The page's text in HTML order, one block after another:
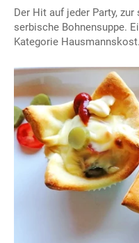
Der Hit auf jeder Party,
serbische Bohnensuppe.
Kategorie Hausmannskost.